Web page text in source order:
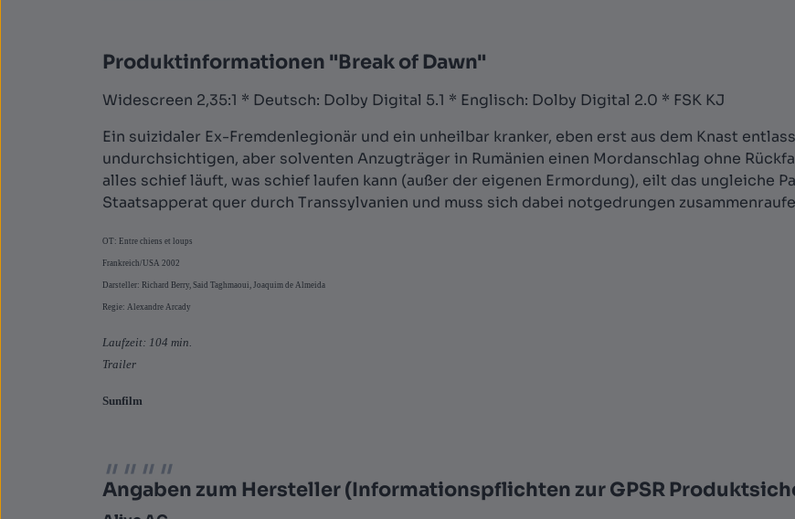
Produktinformationen "Break of Dawn"
Widescreen 2,35:1 * Deutsch: Dolby Digital 5.1 * Englisch: Dolby Digital 2.0 * FSK KJ
Ein suizidaler Ex-Fremdenlegionär und ein unheilbar kranker, eben erst aus dem Knast
undurchsichtigen, aber solventen Anzugträger in Rumänien einen Mordanschlag ohne
alles schief läuft, was schief laufen kann (außer der eigenen Ermordung), eilt das ungleiche
Staatsapperat quer durch Transsylvanien und muss sich dabei notgedrungen
OT: Entre chiens et loups
Frankreich/USA 2002
Darsteller: Richard Berry, Said Taghmaoui, Joaquim de Almeida
Regie: Alexandre Arcady
Laufzeit: 104 min.
Trailer
Sunfilm
Angaben zum Hersteller (Informationspflichten zur GPSR